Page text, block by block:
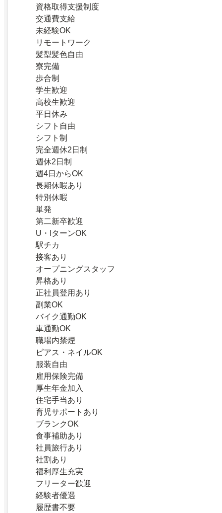
資格取得支援制度
交通費支給
未経験OK
リモートワーク
髪型髪色自由
寮完備
歩合制
学生歓迎
高校生歓迎
平日休み
シフト自由
シフト制
完全週休2日制
週休2日制
週4日からOK
長期休暇あり
特別休暇
単発
第二新卒歓迎
U・IターンOK
駅チカ
接客あり
オープニングスタッフ
昇格あり
正社員登用あり
副業OK
バイク通勤OK
車通勤OK
職場内禁煙
ピアス・ネイルOK
服装自由
雇用保険完備
厚生年金加入
住宅手当あり
育児サポートあり
ブランクOK
食事補助あり
社員旅行あり
社割あり
福利厚生充実
フリーター歓迎
経験者優遇
履歴書不要